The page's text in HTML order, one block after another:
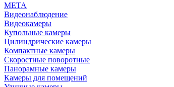
МЕТА
Видеонаблюдение
Видеокамеры
Купольные камеры
Цилиндрические камеры
Компактные камеры
Скоростные поворотные
Панорамные камеры
Камеры для помещений